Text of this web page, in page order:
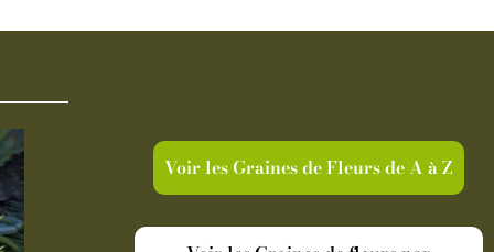
Voir les Graines de Fleurs de A à Z